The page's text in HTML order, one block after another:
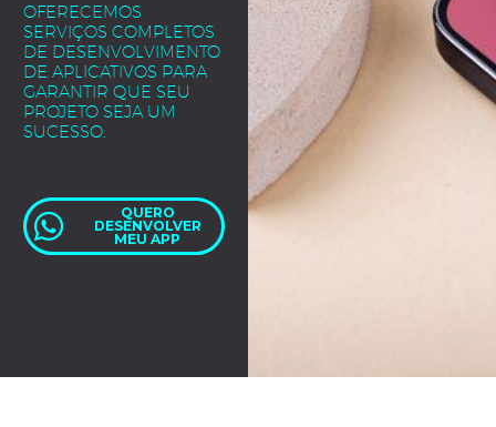
OFERECEMOS
SERVIÇOS COMPLETOS
DE DESENVOLVIMENTO
DE APLICATIVOS PARA
GARANTIR QUE SEU
PROJETO SEJA UM
SUCESSO.
QUERO
DESENVOLVER
MEU APP